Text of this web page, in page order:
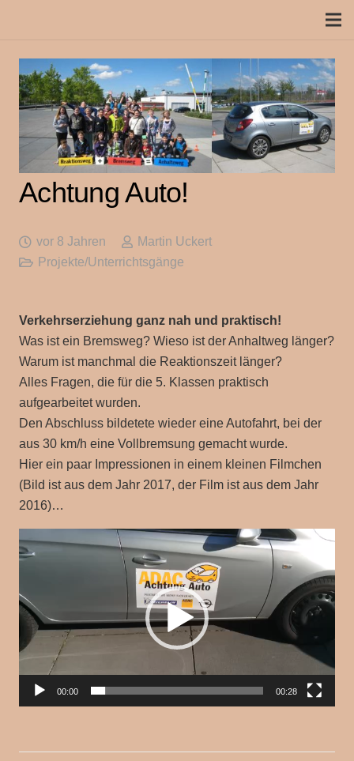
Achtung Auto!
vor 8 Jahren
Martin Uckert
Projekte/Unterrichtsgänge
Verkehrserziehung ganz nah und praktisch!
Was ist ein Bremsweg? Wieso ist der Anhaltweg länger?
Warum ist manchmal die Reaktionszeit länger?
Alles Fragen, die für die 5. Klassen praktisch
aufgearbeitet wurden.
Den Abschluss bildetete wieder eine Autofahrt, bei der
aus 30 km/h eine Vollbremsung gemacht wurde.
Hier ein paar Impressionen in einem kleinen Filmchen
(Bild ist aus dem Jahr 2017, der Film ist aus dem Jahr
2016)…
Video-
Player
00:00 00:28